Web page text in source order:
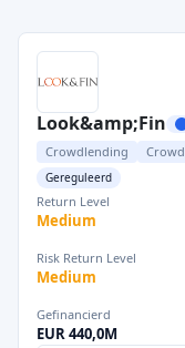
Look&amp;Fin
Crowdlending
Gereguleerd
Return Level
Medium
Risk Return Level
Medium
Gefinancierd
EUR 440,0M